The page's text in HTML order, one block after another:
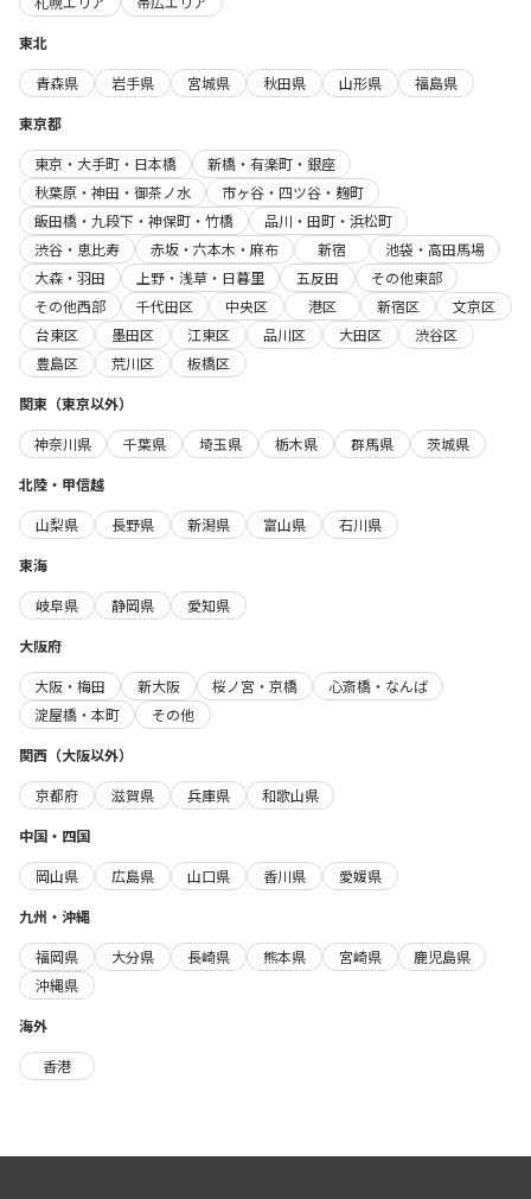
東北
青森県
岩手県 宮城県 秋田県 山形県
福島県
東京都
東京・大手町・日本橋
新橋・有楽町・銀座
秋葉原・神田・御茶ノ水
市ヶ谷・四ツ谷・麹町
飯田橋・九段下・神保町・竹橋
品川・田町・浜松町
渋谷・恵比寿
赤坂・六本木・麻布 新宿
池袋・高田馬場
大森・羽田
上野・浅草・日暮里 五反田
その他東部
その他西部
千代田区 中央区 港区 新宿区
文京区
台東区
墨田区 江東区 品川区 大田区
渋谷区
豊島区
荒川区
板橋区
関東（東京以外）
神奈川県
千葉県 埼玉県 栃木県 群馬県
茨城県
北陸・甲信越
山梨県
長野県 新潟県 富山県
石川県
東海
岐阜県
静岡県
愛知県
大阪府
大阪・梅田
新大阪 桜ノ宮・京橋
心斎橋・なんば
淀屋橋・本町
その他
関西（大阪以外）
京都府
滋賀県 兵庫県
和歌山県
中国・四国
岡山県
広島県 山口県 香川県
愛媛県
九州・沖縄
福岡県
大分県 長崎県 熊本県 宮崎県
鹿児島県
沖縄県
海外
香港